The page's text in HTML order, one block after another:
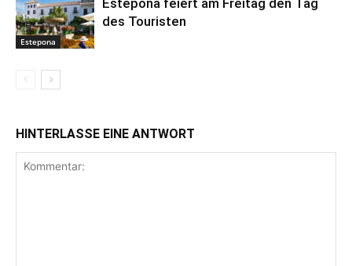
Estepona
Estepona feiert am Freitag den Tag
des Touristen
HINTERLASSE EINE ANTWORT